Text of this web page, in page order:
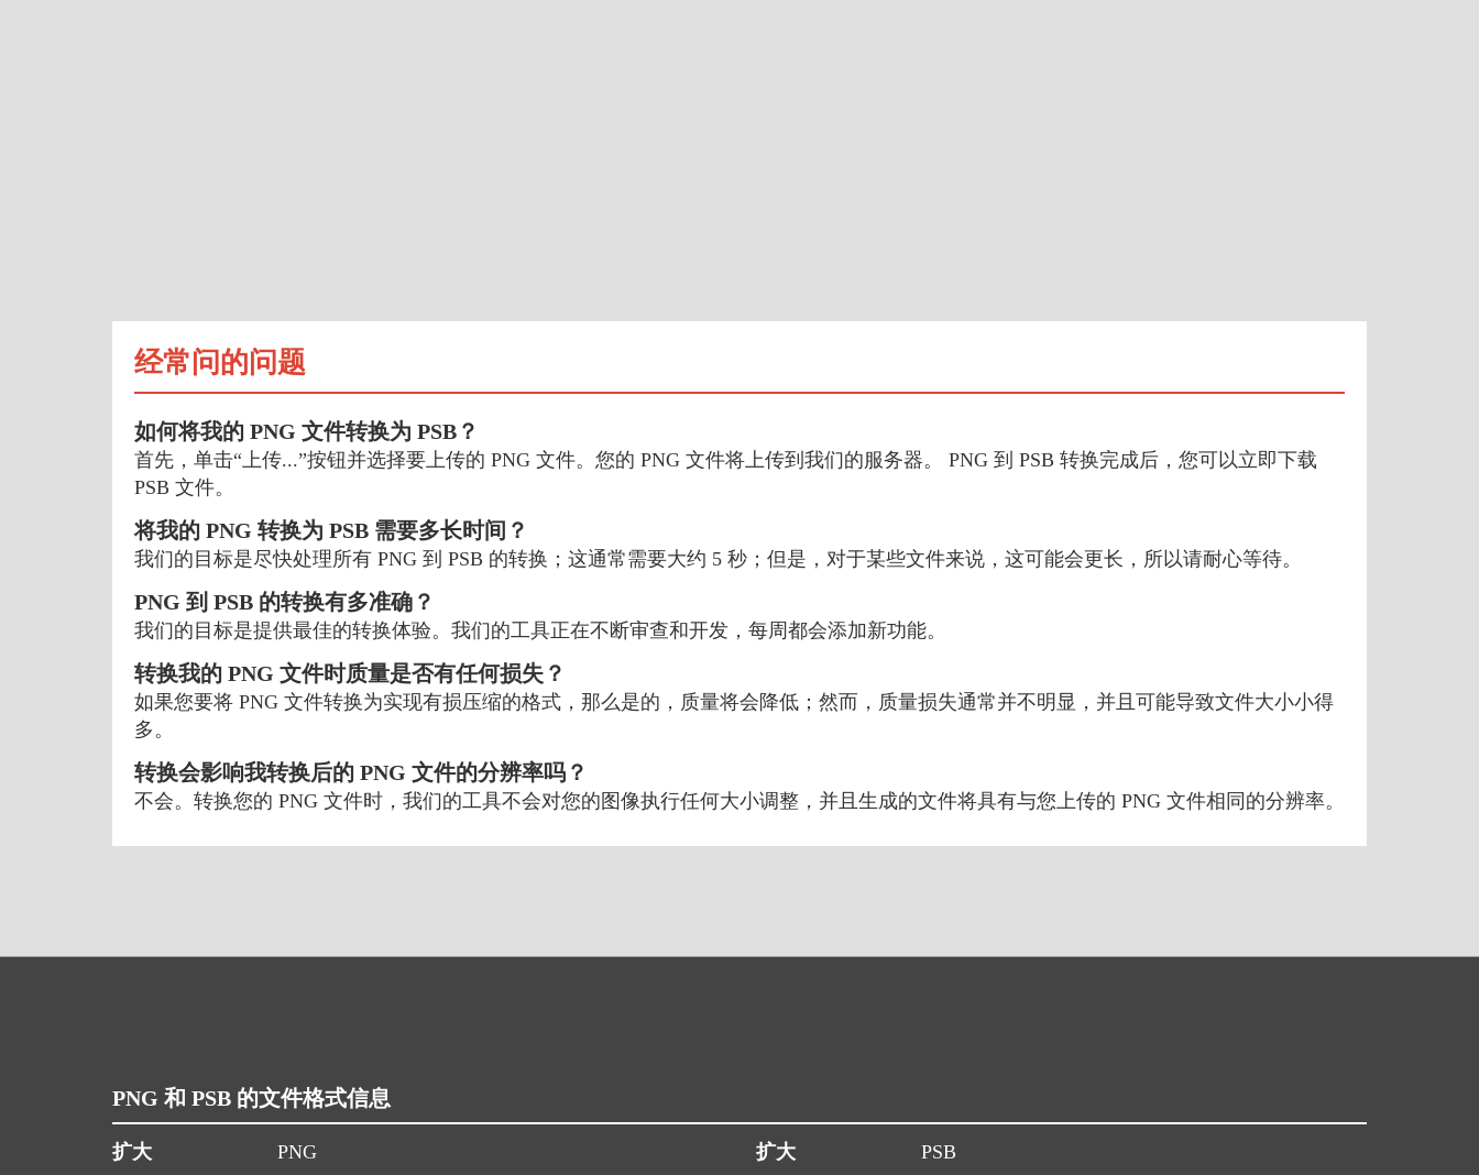
经常问的问题
如何将我的 PNG 文件转换为 PSB？
首先，单击“上传...”按钮并选择要上传的 PNG 文件。您的 PNG 文件将上传到我们的服务器。 PNG 到 PSB 转换完成后，您可以立即下载
PSB 文件。
将我的 PNG 转换为 PSB 需要多长时间？
我们的目标是尽快处理所有 PNG 到 PSB 的转换；这通常需要大约 5 秒；但是，对于某些文件来说，这可能会更长，所以请耐心等待。
PNG 到 PSB 的转换有多准确？
我们的目标是提供最佳的转换体验。我们的工具正在不断审查和开发，每周都会添加新功能。
转换我的 PNG 文件时质量是否有任何损失？
如果您要将 PNG 文件转换为实现有损压缩的格式，那么是的，质量将会降低；然而，质量损失通常并不明显，并且可能导致文件大小小得
多。
转换会影响我转换后的 PNG 文件的分辨率吗？
不会。转换您的 PNG 文件时，我们的工具不会对您的图像执行任何大小调整，并且生成的文件将具有与您上传的 PNG 文件相同的分辨率。
PNG 和 PSB 的文件格式信息
扩大
PNG
扩大
PSB